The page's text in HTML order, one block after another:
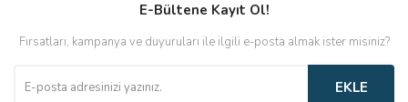
E-Bültene Kayıt Ol!
Fırsatları, kampanya ve duyuruları ile ilgili e-posta almak ister misiniz?
EKLE